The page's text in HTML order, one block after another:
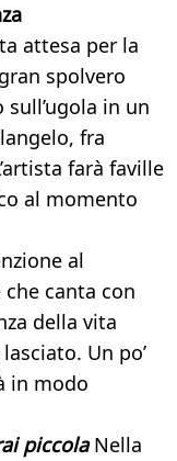
attesa per la
spolvero
in un
fra
farà faville
al momento
al
canta con
della vita
Un po’
in modo
piccolaNella